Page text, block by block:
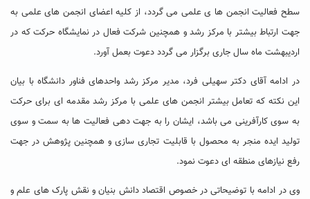
سطح فعالیت انجمن ها ی علمی می گردد، از کلیه اعضای انجمن های علمی به
جهت ارتباط بیشتر با مرکز رشد و همچنین شرکت فعال در نمایشگاه حرکت که در
اردیبهشت ماه سال جاری برگزار می گردد دعوت بعمل آورد.
در ادامه آقای دکتر سهیلی فرد، مدیر مرکز رشد واحدهای فناور دانشگاه با بیان
این نکته که تعامل بیشتر انجمن های علمی با مرکز رشد مقدمه ای برای حرکت
به سوی کارآفرینی می باشد، ایشان را به جهت دهی فعالیت ها به سمت و سوی
تولید ایده منجر به محصول با قابلیت تجاری سازی و همچنین پژوهش در جهت
رفع نیازهای منطقه ای دعوت نمود.
وی در ادامه با توضیحاتی در خصوص اقتصاد دانش بنیان و نقش پارک های علم و